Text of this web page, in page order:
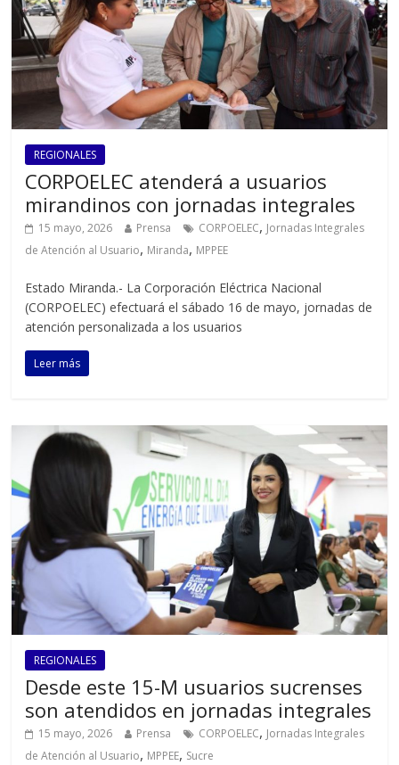
REGIONALES
CORPOELEC atenderá a usuarios
mirandinos con jornadas integrales
15 mayo, 2026 Prensa CORPOELEC, Jornadas Integrales
de Atención al Usuario, Miranda, MPPEE
Estado Miranda.- La Corporación Eléctrica Nacional
(CORPOELEC) efectuará el sábado 16 de mayo, jornadas de
atención personalizada a los usuarios
Leer más
REGIONALES
Desde este 15-M usuarios sucrenses
son atendidos en jornadas integrales
15 mayo, 2026 Prensa CORPOELEC, Jornadas Integrales
de Atención al Usuario, MPPEE, Sucre